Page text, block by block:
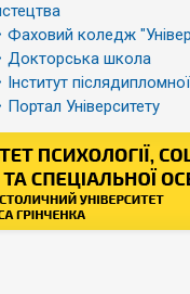
Фаховий коледж
Докторська школа
Інститут
Портал Університету